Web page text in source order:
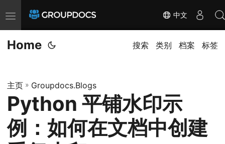
T
o
g
e
n
a
v
中文
Home 搜索 类别 档案 标签
主页 » Groupdocs.Blogs
Python 平铺水印示
例：如何在文档中创建